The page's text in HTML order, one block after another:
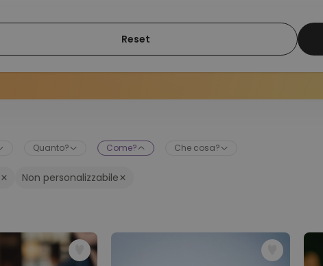
Reset
Quanto? Come? Che cosa?
Non personalizzabile